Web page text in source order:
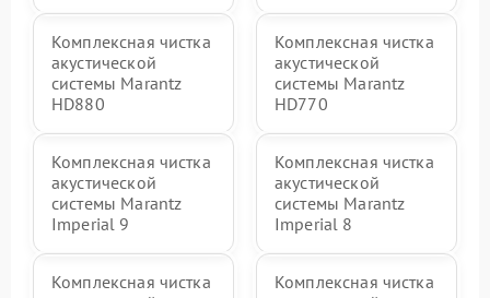
Комплексная чистка
акустической
системы Marantz
HD880
Комплексная чистка
акустической
системы Marantz
HD770
Комплексная чистка
акустической
системы Marantz
Imperial 9
Комплексная чистка
акустической
системы Marantz
Imperial 8
Комплексная чистка
Комплексная чистка